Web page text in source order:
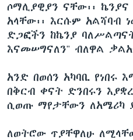
ሶማሊያዊያን ናቸው፡፡
አላቸው፡፡ እርሱም አልሻባብ
ድጋፎችን ከኬንያ
እናመሠግናለን" ብለዋል
አንድ በወሰን አካባቢ የነበሩ
በቅርብ ቀናት ድንበሩን
ሲወጡ ማየታቸውን ለአሜሪካ
ለወትሮው ጥያቸዋለሁ